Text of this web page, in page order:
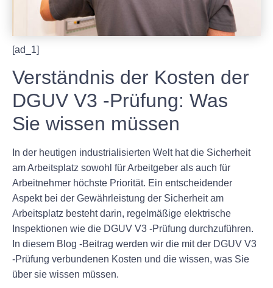
[ad_1]
Verständnis der Kosten der
DGUV V3 -Prüfung: Was
Sie wissen müssen
In der heutigen industrialisierten Welt hat die Sicherheit
am Arbeitsplatz sowohl für Arbeitgeber als auch für
Arbeitnehmer höchste Priorität. Ein entscheidender
Aspekt bei der Gewährleistung der Sicherheit am
Arbeitsplatz besteht darin, regelmäßige elektrische
Inspektionen wie die DGUV V3 -Prüfung durchzuführen.
In diesem Blog -Beitrag werden wir die mit der DGUV V3
-Prüfung verbundenen Kosten und die wissen, was Sie
über sie wissen müssen.